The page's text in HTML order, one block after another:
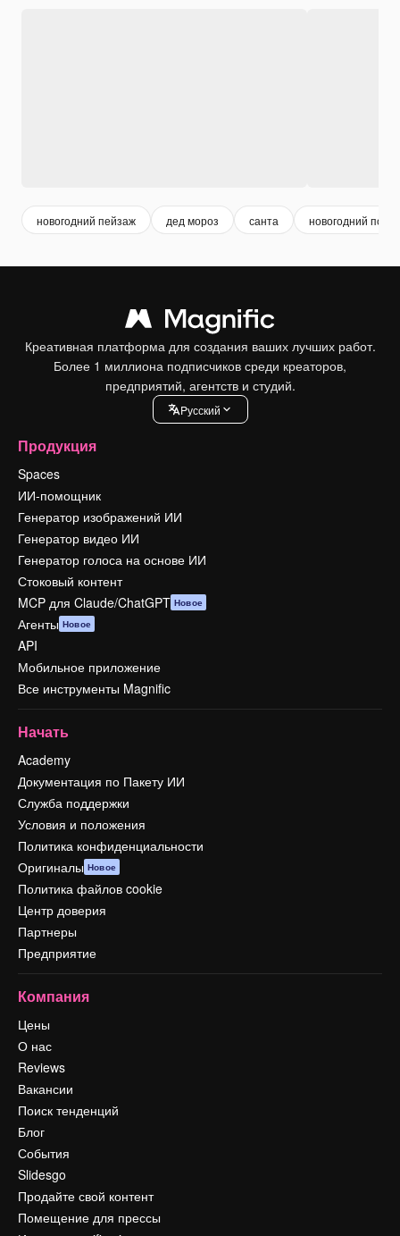
новогодний пейзаж дед мороз санта новогодний
Креативная платформа для создания ваших лучших работ.
Более 1 миллиона подписчиков среди креаторов,
предприятий, агентств и студий.
Pусский
Продукция
Spaces
ИИ-помощник
Генератор изображений ИИ
Генератор видео ИИ
Генератор голоса на основе ИИ
Стоковый контент
MCP для Claude/ChatGPT Новое
Агенты Новое
API
Мобильное приложение
Все инструменты Magnific
Начать
Academy
Документация по Пакету ИИ
Служба поддержки
Условия и положения
Политика конфиденциальности
Оригиналы Новое
Политика файлов cookie
Центр доверия
Партнеры
Предприятие
Компания
Цены
О нас
Reviews
Вакансии
Поиск тенденций
Блог
События
Slidesgo
Продайте свой контент
Помещение для прессы